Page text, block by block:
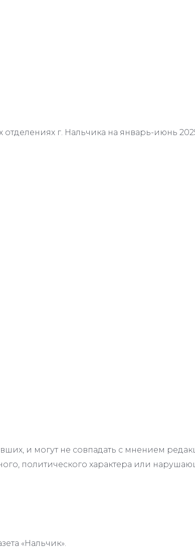
г. Нальчика на январь-июнь
и могут не совпадать с мнением
политического характера или
«Нальчик».